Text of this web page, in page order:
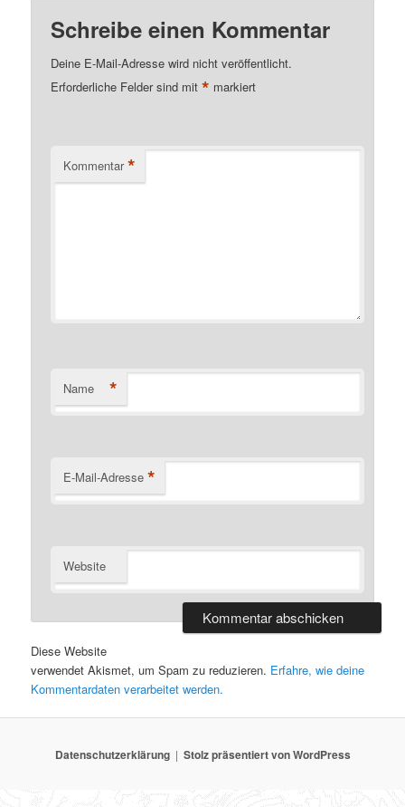
Schreibe einen Kommentar
Deine E-Mail-Adresse wird nicht veröffentlicht.
Erforderliche Felder sind mit* markiert
Kommentar *
Name *
E-Mail-Adresse *
Website
Diese Website
verwendet Akismet, um Spam zu reduzieren. Erfahre, wie deine
Kommentardaten verarbeitet werden.
Datenschutzerklärung Stolz präsentiert von WordPress